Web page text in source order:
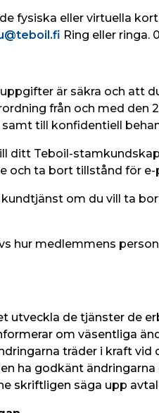
fysiska eller virtuella
Ring eller
är säkra och att
från och med
till konfidentiell
ditt Teboil-
och ta bort tillstånd för
om du vill ta
hur medlemmens
utveckla de tjänster de
om väsentliga
träder i kraft
ha godkänt
skriftligen säga upp